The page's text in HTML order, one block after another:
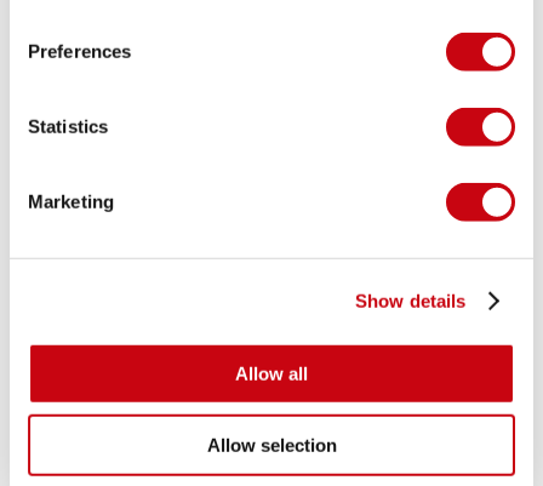
Preferences
Statistics
Marketing
Show details
Allow all
Allow selection